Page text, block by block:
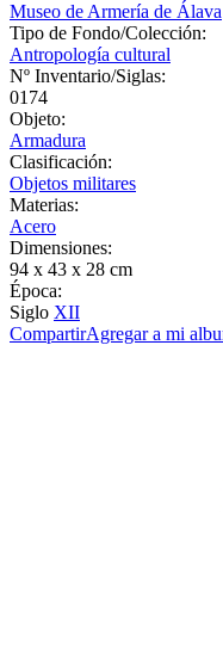
Museo de Armería de Álava
Tipo de Fondo/Colección:
Antropología cultural
Nº Inventario/Siglas:
0174
Objeto:
Armadura
Clasificación:
Objetos militares
Materias:
Acero
Dimensiones:
94 x 43 x 28 cm
Época:
Siglo XII
CompartirAgregar a mi